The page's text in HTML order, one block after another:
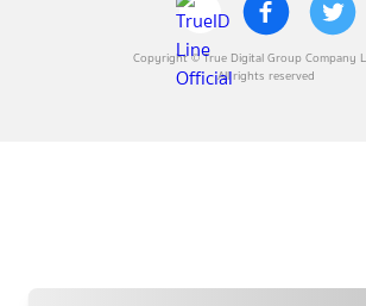
Copyright © True Digital Group Company
All rights reserved